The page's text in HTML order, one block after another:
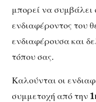
μπορεί να συμβάλει
ενδιαφέροντος του
ενδιαφέρουσα και
τόπου σας.
Καλούνται οι
συμμετοχή από την